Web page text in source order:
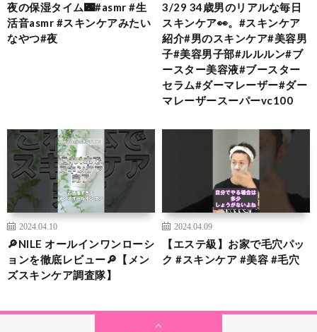
夜の保湿タイム🌃#asmr #生
活音asmr #スキンケアみたい
なやつ#夜
3/29 34歳男のリアルな毎日
スキンケア👀。#スキンケア
紹介#男のスキンケア#美容男
子#美容男子部#ルルルン#ブ
ースター美容液#ブースター
セラム#ダーマレーザー#ダー
マレーザースーパーvc100
2024.04.10
🔎NILE オールインワンローシ
ョンを徹底レビュー🔎【メン
ズスキンケア調査隊】
2024.04.09
【エステ級】お家で毛穴パッ
ク #スキンケア #美容 #毛穴